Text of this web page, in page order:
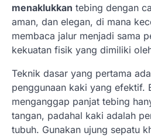
menaklukkan tebing dengan
aman, dan elegan, di mana
membaca jalur menjadi sama
kekuatan fisik yang dimiliki
Teknik dasar yang pertama
penggunaan kaki yang efektif.
menganggap panjat tebing
tangan, padahal kaki adalah
tubuh. Gunakan ujung sepatu